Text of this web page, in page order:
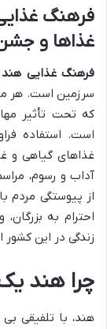
فرهنگ
غذاها و
فرهنگ غذایی هند
سرزمین است. هر
که تحت تأثیر
است. استفاده
غذاهای گیاهی و
آداب و رسوم،
از پیوستگی مردم
احترام به
زندگی در این
چرا هند
هند، با تلفیقی